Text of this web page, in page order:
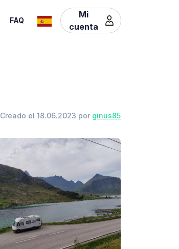
FAQ
Mi
cuenta
Creado el 18.06.2023 por ginus85